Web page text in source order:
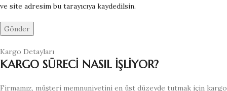
ve site adresim bu tarayıcıya kaydedilsin.
Kargo Detayları
KARGO SÜRECİ NASIL İŞLİYOR?
Firmamız, müşteri memnuniyetini en üst düzeyde tutmak için kargo